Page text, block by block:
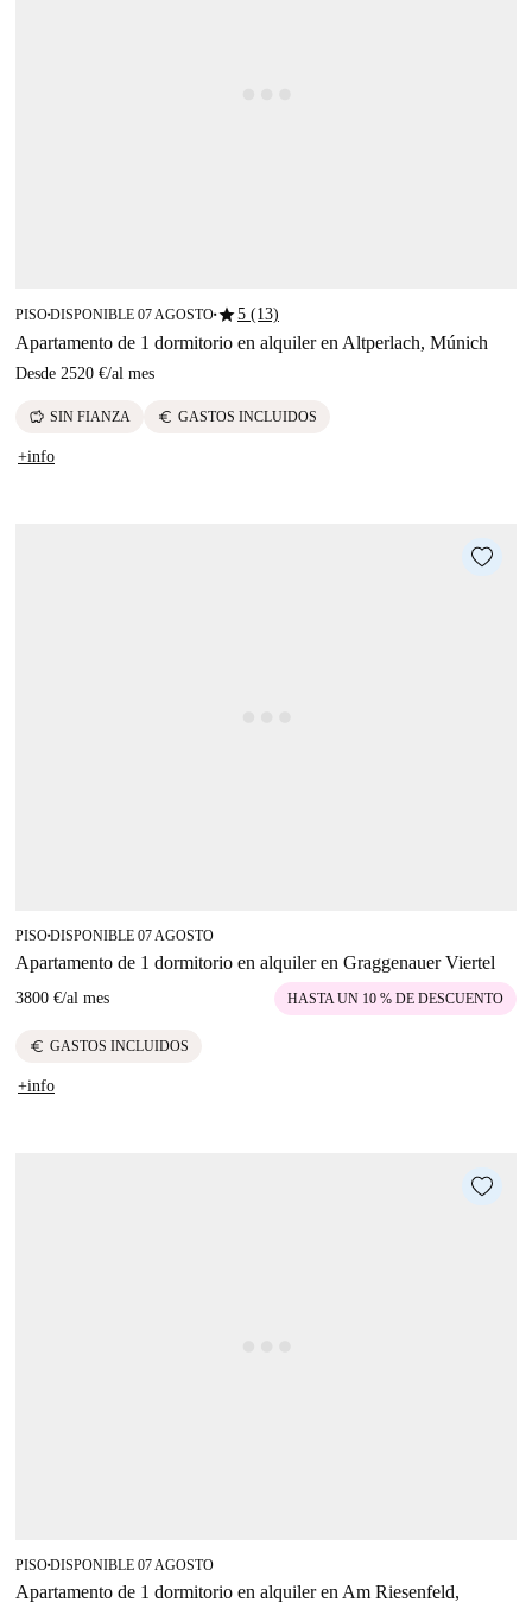
PISO■DISPONIBLE 07 AGOSTO■star5 (13)
Apartamento de 1 dormitorio en alquiler en Altperlach, Múnich
Desde 2520 €/al mes
savings SIN FIANZA euro GASTOS INCLUIDOS
+info
PISO■DISPONIBLE 07 AGOSTO
Apartamento de 1 dormitorio en alquiler en Graggenauer Viertel
3800 €/al mes HASTA UN 10 % DE DESCUENTO
euro GASTOS INCLUIDOS
+info
PISO■DISPONIBLE 07 AGOSTO
Apartamento de 1 dormitorio en alquiler en Am Riesenfeld,